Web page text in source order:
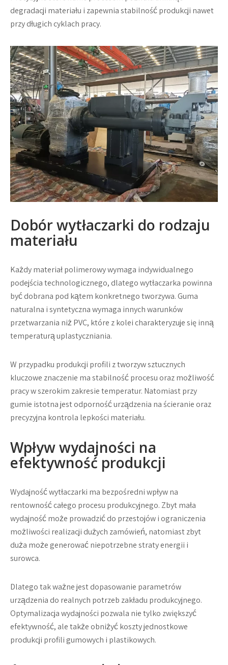
degradacji materiału i zapewnia stabilność produkcji nawet
przy długich cyklach pracy.
Dobór wytłaczarki do rodzaju
materiału
Każdy materiał polimerowy wymaga indywidualnego
podejścia technologicznego, dlatego wytłaczarka powinna
być dobrana pod kątem konkretnego tworzywa. Guma
naturalna i syntetyczna wymaga innych warunków
przetwarzania niż PVC, które z kolei charakteryzuje się inną
temperaturą uplastyczniania.
W przypadku produkcji profili z tworzyw sztucznych
kluczowe znaczenie ma stabilność procesu oraz możliwość
pracy w szerokim zakresie temperatur. Natomiast przy
gumie istotna jest odporność urządzenia na ścieranie oraz
precyzyjna kontrola lepkości materiału.
Wpływ wydajności na
efektywność produkcji
Wydajność wytłaczarki ma bezpośredni wpływ na
rentowność całego procesu produkcyjnego. Zbyt mała
wydajność może prowadzić do przestojów i ograniczenia
możliwości realizacji dużych zamówień, natomiast zbyt
duża może generować niepotrzebne straty energii i
surowca.
Dlatego tak ważne jest dopasowanie parametrów
urządzenia do realnych potrzeb zakładu produkcyjnego.
Optymalizacja wydajności pozwala nie tylko zwiększyć
efektywność, ale także obniżyć koszty jednostkowe
produkcji profili gumowych i plastikowych.